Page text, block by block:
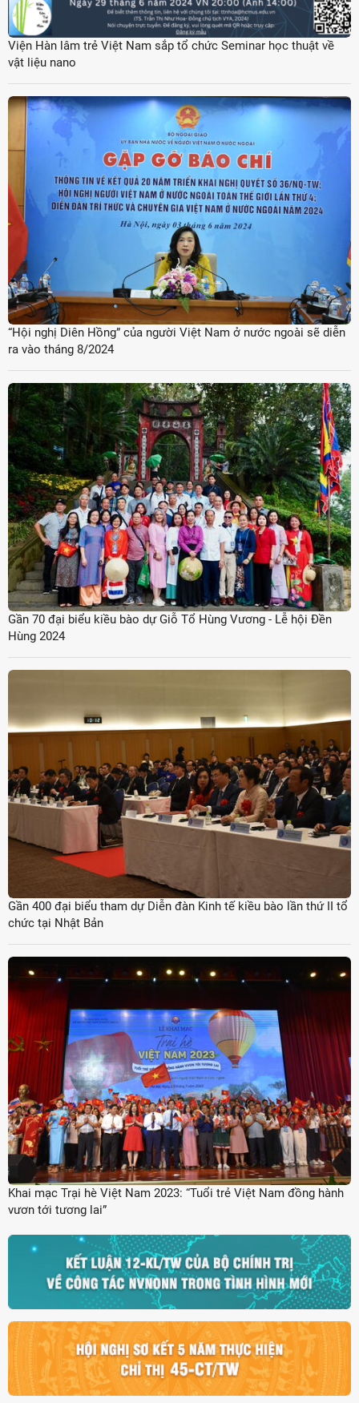
Viện Hàn lâm trẻ Việt Nam sắp tổ chức Seminar học thuật về
vật liệu nano
“Hội nghị Diên Hồng” của người Việt Nam ở nước ngoài sẽ diễn
ra vào tháng 8/2024
Gần 70 đại biểu kiều bào dự Giỗ Tổ Hùng Vương - Lễ hội Đền
Hùng 2024
Gần 400 đại biểu tham dự Diễn đàn Kinh tế kiều bào lần thứ II tổ
chức tại Nhật Bản
Khai mạc Trại hè Việt Nam 2023: “Tuổi trẻ Việt Nam đồng hành
vươn tới tương lai”